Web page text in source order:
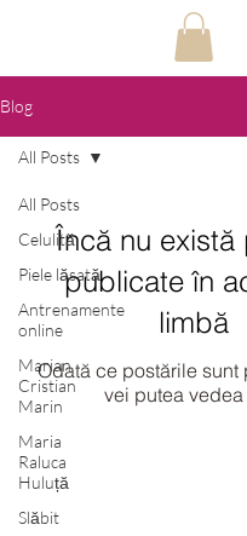
Blog
All Posts
Celulită
Piele lăsată
Antrenamente
online
Marian
Cristian
Marin
Maria
Raluca
Huluță
Slăbit
All Posts
Încă nu există
publicate în
limbă
Odată ce postările sunt
vei putea